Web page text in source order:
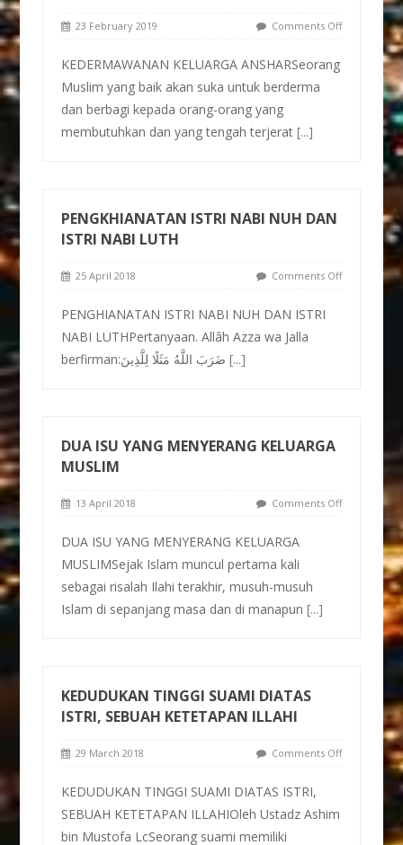
23 February 2019 Comments Off
KEDERMAWANAN KELUARGA ANSHARSeorang
Muslim yang baik akan suka untuk berderma
dan berbagi kepada orang-orang yang
membutuhkan dan yang tengah terjerat[...]
PENGKHIANATAN ISTRI NABI NUH DAN
ISTRI NABI LUTH
25 April 2018 Comments Off
PENGHIANATAN ISTRI NABI NUH DAN ISTRI
NABI LUTHPertanyaan. Allâh Azza wa Jalla
berfirman:ضَرَبَ اللَّهُ مَثَلًا لِلَّذِينَ[...]
DUA ISU YANG MENYERANG KELUARGA
MUSLIM
13 April 2018 Comments Off
DUA ISU YANG MENYERANG KELUARGA
MUSLIMSejak Islam muncul pertama kali
sebagai risalah Ilahi terakhir, musuh-musuh
Islam di sepanjang masa dan di manapun[...]
KEDUDUKAN TINGGI SUAMI DIATAS
ISTRI, SEBUAH KETETAPAN ILLAHI
29 March 2018 Comments Off
KEDUDUKAN TINGGI SUAMI DIATAS ISTRI,
SEBUAH KETETAPAN ILLAHIOleh Ustadz Ashim
bin Mustofa LcSeorang suami memiliki